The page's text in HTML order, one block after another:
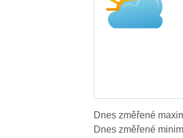
Dnes změřené
Dnes změřené